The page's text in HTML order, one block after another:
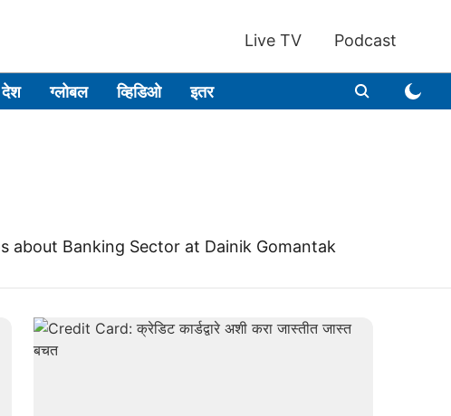
Live TV Podcast
देश ग्लोबल व्हिडिओ इतर
about Banking Sector at Dainik Gomantak